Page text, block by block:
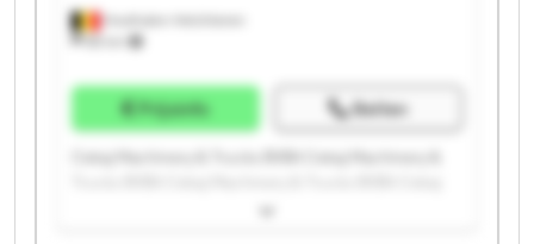
Houthalen-Helchteren
88 km
Prijsinfo Bellen
Machinery & Trucks BVBA Cekaj Machinery & Trucks